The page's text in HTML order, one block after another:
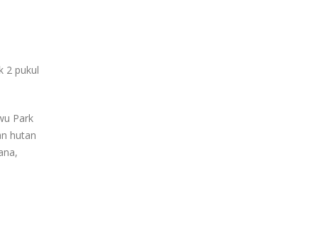
2 pukul
Park
hutan